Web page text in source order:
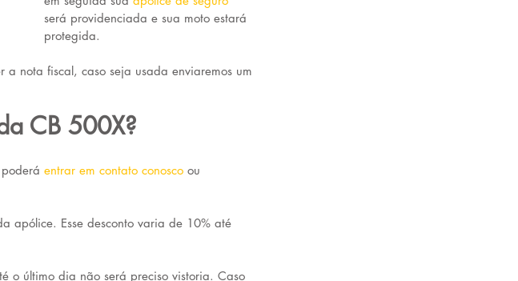
será providenciada e sua moto estará
protegida.
a nota fiscal, caso seja usada enviaremos um
CB 500X?
entrar em contato conosco ou
apólice. Esse desconto varia de 10% até
o último dia não será preciso vistoria. Caso